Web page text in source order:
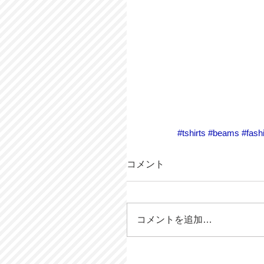
#tshirts #beams
コメント
コメントを追加…